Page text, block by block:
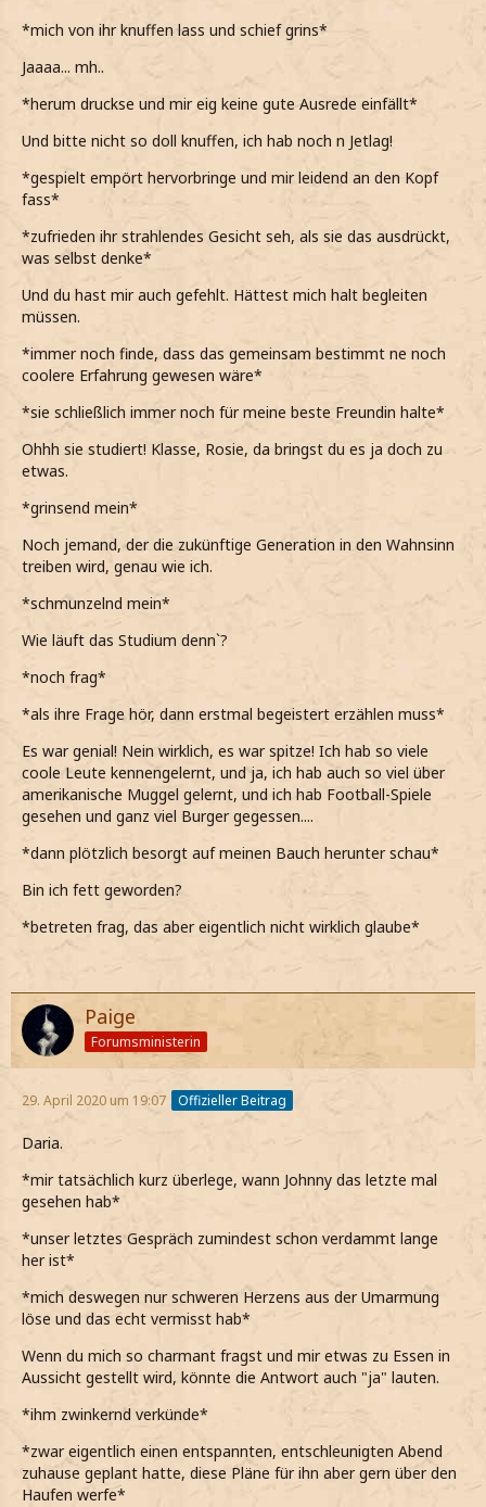
*mich von ihr knuffen lass und schief grins*
Jaaaa... mh..
*herum druckse und mir eig keine gute Ausrede einfällt*
Und bitte nicht so doll knuffen, ich hab noch n Jetlag!
*gespielt empört hervorbringe und mir leidend an den Kopf
fass*
*zufrieden ihr strahlendes Gesicht seh, als sie das ausdrückt,
was selbst denke*
Und du hast mir auch gefehlt. Hättest mich halt begleiten
müssen.
*immer noch finde, dass das gemeinsam bestimmt ne noch
coolere Erfahrung gewesen wäre*
*sie schließlich immer noch für meine beste Freundin halte*
Ohhh sie studiert! Klasse, Rosie, da bringst du es ja doch zu
etwas.
*grinsend mein*
Noch jemand, der die zukünftige Generation in den Wahnsinn
treiben wird, genau wie ich.
*schmunzelnd mein*
Wie läuft das Studium denn`?
*noch frag*
*als ihre Frage hör, dann erstmal begeistert erzählen muss*
Es war genial! Nein wirklich, es war spitze! Ich hab so viele
coole Leute kennengelernt, und ja, ich hab auch so viel über
amerikanische Muggel gelernt, und ich hab Football-Spiele
gesehen und ganz viel Burger gegessen....
*dann plötzlich besorgt auf meinen Bauch herunter schau*
Bin ich fett geworden?
*betreten frag, das aber eigentlich nicht wirklich glaube*
Paige
Forumsministerin
29. April 2020 um 19:07 Offizieller Beitrag
Daria.
*mir tatsächlich kurz überlege, wann Johnny das letzte mal
gesehen hab*
*unser letztes Gespräch zumindest schon verdammt lange
her ist*
*mich deswegen nur schweren Herzens aus der Umarmung
löse und das echt vermisst hab*
Wenn du mich so charmant fragst und mir etwas zu Essen in
Aussicht gestellt wird, könnte die Antwort auch "ja" lauten.
*ihm zwinkernd verkünde*
*zwar eigentlich einen entspannten, entschleunigten Abend
zuhause geplant hatte, diese Pläne für ihn aber gern über den
Haufen werfe*